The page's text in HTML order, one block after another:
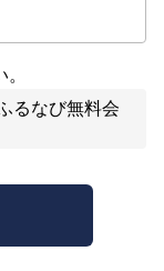
るなび無料会